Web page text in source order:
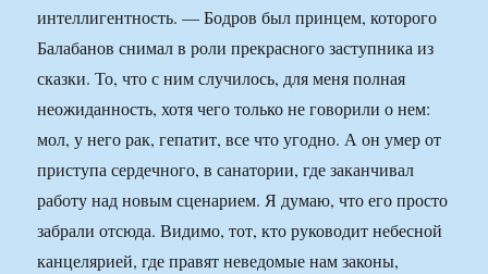
интеллигентность. — Бодров был принцем, которого
Балабанов снимал в роли прекрасного заступника из
сказки. То, что с ним случилось, для меня полная
неожиданность, хотя чего только не говорили о нем:
мол, у него рак, гепатит, все что угодно. А он умер от
приступа сердечного, в санатории, где заканчивал
работу над новым сценарием. Я думаю, что его просто
забрали отсюда. Видимо, тот, кто руководит небесной
канцелярией, где правят неведомые нам законы,